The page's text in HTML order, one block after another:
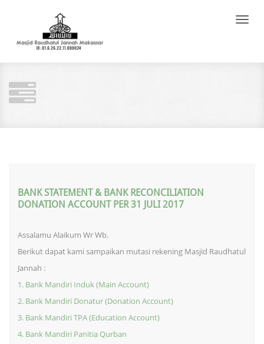
Toggle
BANK STATEMENT & BANK RECONCILIATION
DONATION ACCOUNT PER 31 JULI 2017
Assalamu Alaikum Wr Wb.
Berikut dapat kami sampaikan mutasi rekening Masjid Raudhatul
Jannah :
1. Bank Mandiri Induk (Main Account)
2. Bank Mandiri Donatur (Donation Account)
3. Bank Mandiri TPA (Education Account)
4. Bank Mandiri Panitia Qurban